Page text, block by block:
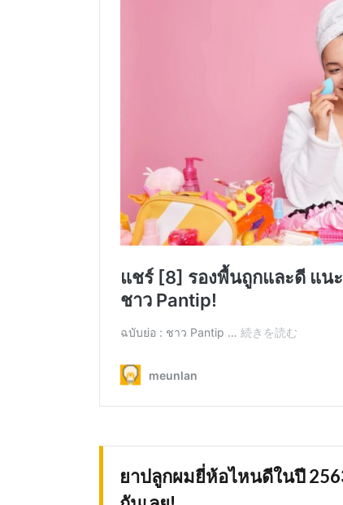
ยาปลูกผมยี่ห้อไหนดีในปี